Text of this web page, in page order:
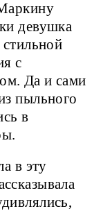
девушка
с
Да и сами
пыльного
в
в эту